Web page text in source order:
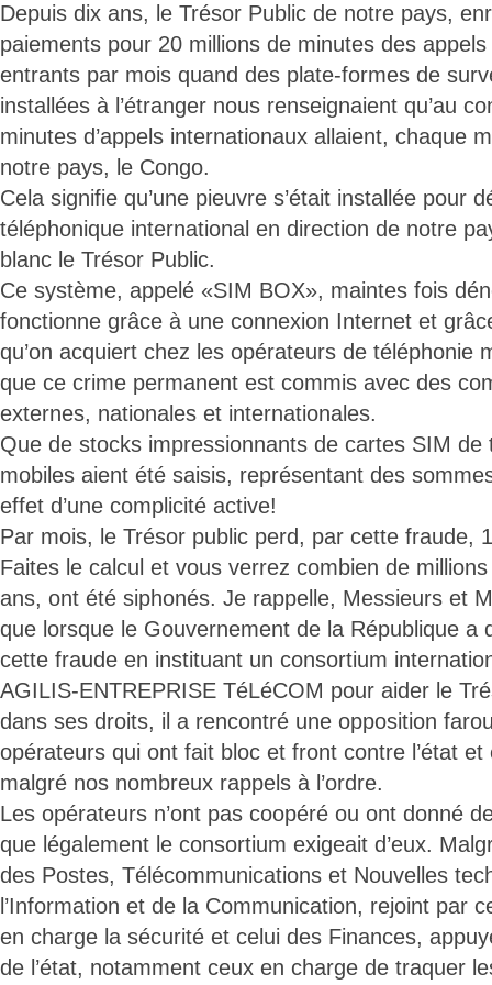
Depuis dix ans, le Trésor Public de notre pays,
paiements pour 20 millions de minutes des
entrants par mois quand des plate-formes de
installées à l’étranger nous renseignaient qu’au
minutes d’appels internationaux allaient, chaque
notre pays, le Congo.
Cela signifie qu’une pieuvre s’était installée pour
téléphonique international en direction de notre
blanc le Trésor Public.
Ce système, appelé «SIM BOX», maintes fois
fonctionne grâce à une connexion Internet et
qu’on acquiert chez les opérateurs de téléphonie
que ce crime permanent est commis avec des
externes, nationales et internationales.
Que de stocks impressionnants de cartes SIM de
mobiles aient été saisis, représentant des
effet d’une complicité active!
Par mois, le Trésor public perd, par cette fraude,
Faites le calcul et vous verrez combien de
ans, ont été siphonés. Je rappelle, Messieurs et
que lorsque le Gouvernement de la République a
cette fraude en instituant un consortium
AGILIS-ENTREPRISE TéLéCOM pour aider le
dans ses droits, il a rencontré une opposition
opérateurs qui ont fait bloc et front contre l’état
malgré nos nombreux rappels à l’ordre.
Les opérateurs n’ont pas coopéré ou ont donné
que légalement le consortium exigeait d’eux.
des Postes, Télécommunications et Nouvelles
l’Information et de la Communication, rejoint par
en charge la sécurité et celui des Finances,
de l’état, notamment ceux en charge de traquer